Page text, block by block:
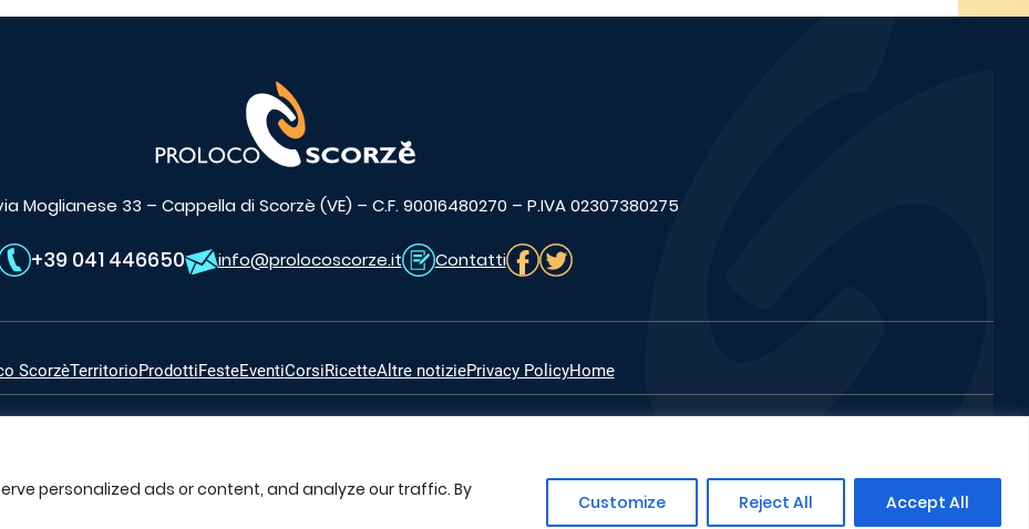
personalized ads or content, and analyze our traffic. By
Customize Reject All Accept All
Moglianese 33 – Cappella di Scorzè (VE) – C.F. 90016480270 – P.IVA 02307380275
+39 041 446650 info@prolocoscorze.it Contatti
ScorzèTerritorioProdottiFesteEventiCorsiRicetteAltre notiziePrivacy PolicyHome
Powered byStudio PZ – Progetti per la Comunicazione